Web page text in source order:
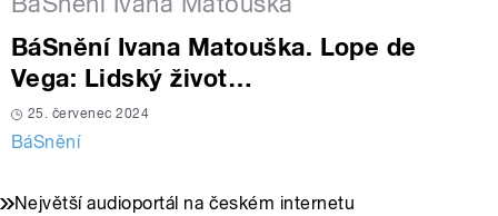
BáSnění Ivana Matouška. Lope de
Vega: Lidský život…
25. červenec 2024
BáSnění
Největší audioportál na českém internetu